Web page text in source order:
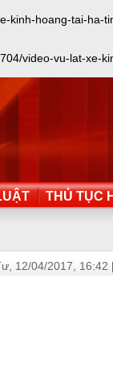
hoang-tai-
video-vu-lat-xe-
THỦ TỤC
12/04/2017, 16:42